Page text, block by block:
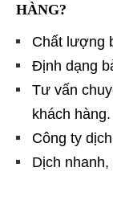
HÀNG?
Chất lượng
Định dạng
Tư vấn
khách hàng.
Công ty
Dịch